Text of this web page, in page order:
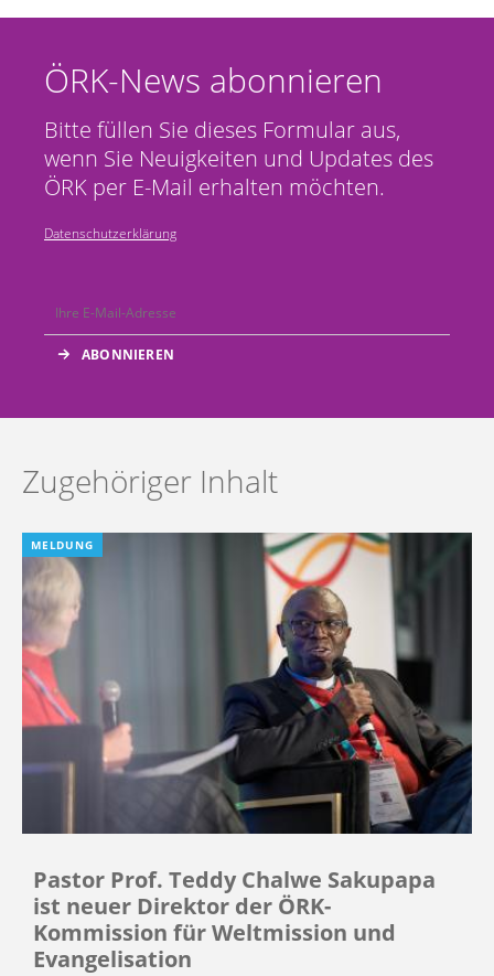
ÖRK-News abonnieren
Bitte füllen Sie dieses Formular aus,
wenn Sie Neuigkeiten und Updates des
ÖRK per E-Mail erhalten möchten.
Datenschutzerklärung
Zugehöriger Inhalt
MELDUNG
Pastor Prof. Teddy Chalwe Sakupapa
ist neuer Direktor der ÖRK-
Kommission für Weltmission und
Evangelisation